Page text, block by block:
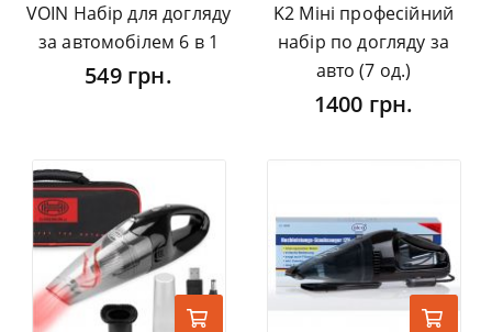
VOIN Набір для догляду
за автомобілем 6 в 1
549 грн.
K2 Міні професійний
набір по догляду за
авто (7 од.)
1400 грн.